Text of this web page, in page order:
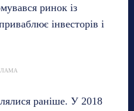
ринок із
інвесторів і
раніше. У 2018